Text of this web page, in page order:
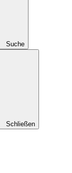
Suche
Schließen